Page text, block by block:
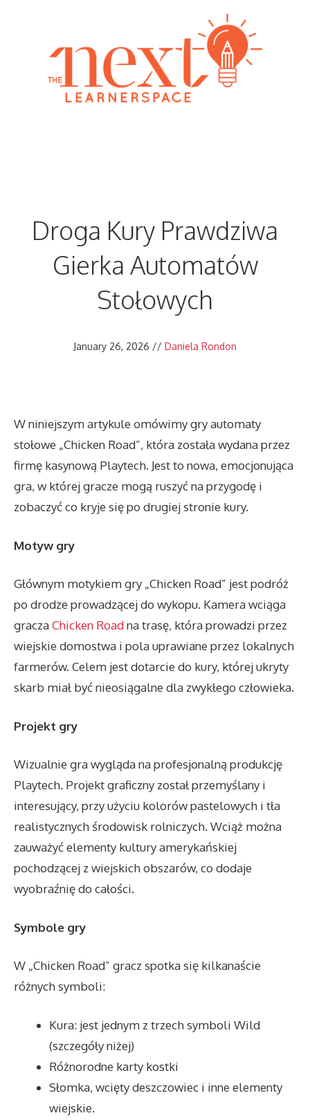
Droga Kury Prawdziwa
Gierka Automatów
Stołowych
January 26, 2026 // Daniela Rondon
W niniejszym artykule omówimy gry automaty
stołowe „Chicken Road”, która została wydana przez
firmę kasynową Playtech. Jest to nowa, emocjonująca
gra, w której gracze mogą ruszyć na przygodę i
zobaczyć co kryje się po drugiej stronie kury.
Motyw gry
Głównym motykiem gry „Chicken Road” jest podróż
po drodze prowadzącej do wykopu. Kamera wciąga
graczaChicken Roadna trasę, która prowadzi przez
wiejskie domostwa i pola uprawiane przez lokalnych
farmerów. Celem jest dotarcie do kury, której ukryty
skarb miał być nieosiągalne dla zwykłego człowieka.
Projekt gry
Wizualnie gra wygląda na profesjonalną produkcję
Playtech. Projekt graficzny został przemyślany i
interesujący, przy użyciu kolorów pastelowych i tła
realistycznych środowisk rolniczych. Wciąż można
zauważyć elementy kultury amerykańskiej
pochodzącej z wiejskich obszarów, co dodaje
wyobraźnię do całości.
Symbole gry
W „Chicken Road” gracz spotka się kilkanaście
różnych symboli:
Kura: jest jednym z trzech symboli Wild
(szczegóły niżej)
Różnorodne karty kostki
Słomka, wcięty deszczowiec i inne elementy
wiejskie.